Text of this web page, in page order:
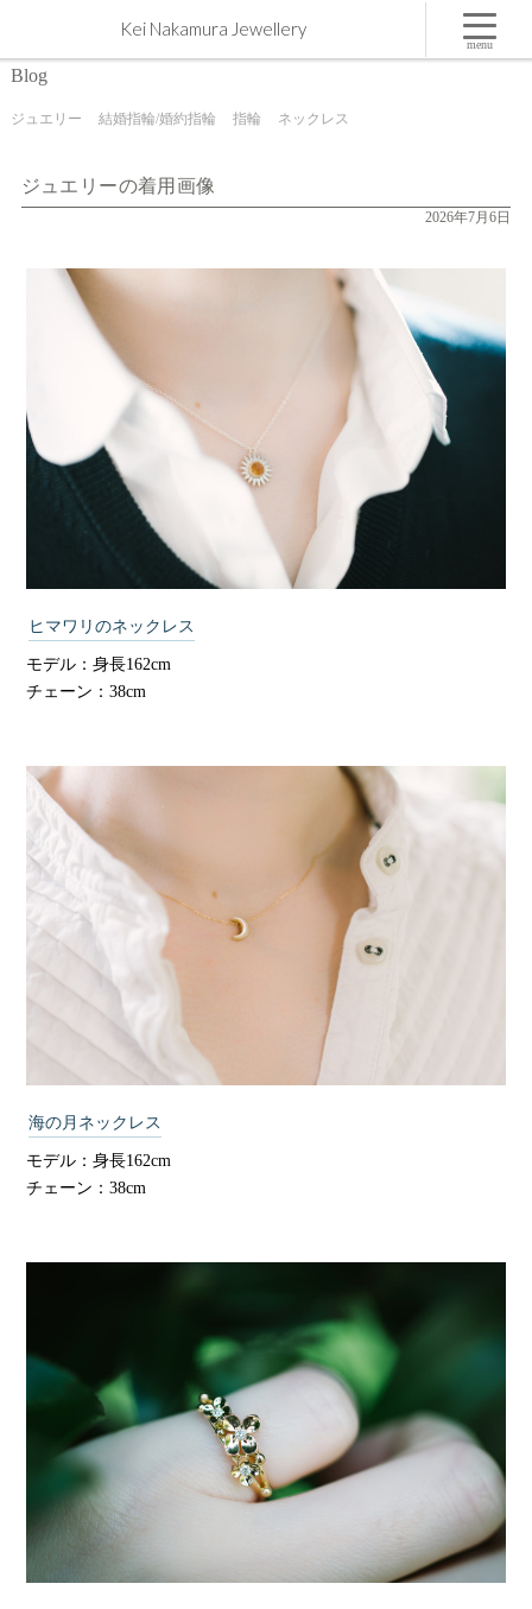
ジュエリーの着用画像 | 屋久島,ジュエリー,オーダーメイドのマリッジリング（結婚・婚約指輪）
制作 | Kei Nakamura Jewellery BlogKei Nakamura Jewellery
Blog
ジュエリー 結婚指輪/婚約指輪 指輪 ネックレス
ジュエリーの着用画像
2026年7月6日
ヒマワリのネックレス
モデル：身長162cm
チェーン：38cm
海の月ネックレス
モデル：身長162cm
チェーン：38cm
menu